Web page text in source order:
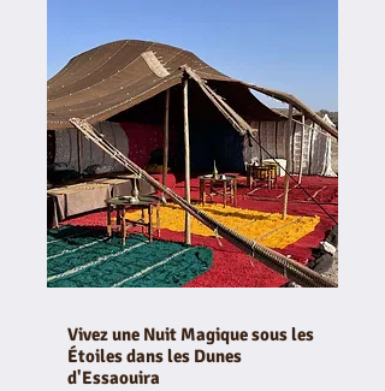
Vivez une Nuit Magique sous les
Étoiles dans les Dunes
d'Essaouira